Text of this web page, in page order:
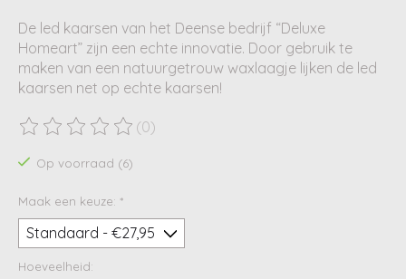
De led kaarsen van het Deense bedrijf “Deluxe
Homeart” zijn een echte innovatie. Door gebruik te
maken van een natuurgetrouw waxlaagje lijken de led
kaarsen net op echte kaarsen!
De beoordeling van dit product is
(0)
Op voorraad (6)
Maak een keuze: *
Hoeveelheid: